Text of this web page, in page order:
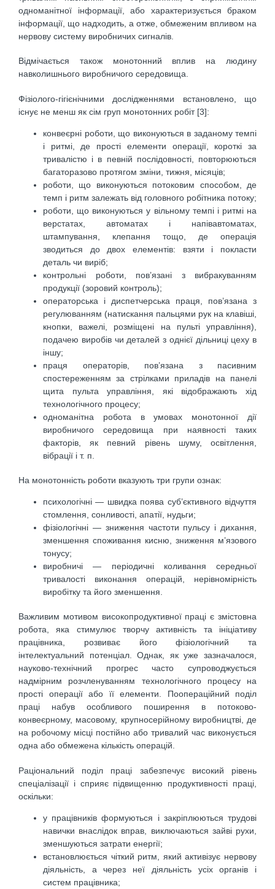
одноманітної інформації, або характеризується браком
інформації, що надходить, а отже, обмеженим впливом на
нервову систему виробничих сигналів.
Відмічається також монотонний вплив на людину
навколишнього виробничого середовища.
Фізіолого-гігієнічними дослідженнями встановлено, що
існує не менш як сім груп монотонних робіт [3]:
конвеєрні роботи, що виконуються в заданому темпі
і ритмі, де прості елементи операції, короткі за
тривалістю і в певній послідовності, повторюються
багаторазово протягом зміни, тижня, місяців;
роботи, що виконуються потоковим способом, де
темп і ритм залежать від головного робітника потоку;
роботи, що виконуються у вільному темпі і ритмі на
верстатах, автоматах і напівавтоматах,
штампування, клепання тощо, де операція
зводиться до двох елементів: взяти і покласти
деталь чи виріб;
контрольні роботи, пов’язані з вибракуванням
продукції (зоровий контроль);
операторська і диспетчерська праця, пов’язана з
регулюванням (натискання пальцями рук на клавіші,
кнопки, важелі, розміщені на пульті управління),
подачею виробів чи деталей з однієї дільниці цеху в
іншу;
праця операторів, пов’язана з пасивним
спостереженням за стрілками приладів на панелі
щита пульта управління, які відображають хід
технологічного процесу;
одноманітна робота в умовах монотонної дії
виробничого середовища при наявності таких
факторів, як певний рівень шуму, освітлення,
вібрації і т. п.
На монотонність роботи вказують три групи ознак:
психологічні — швидка поява суб’єктивного відчуття
стомлення, сонливості, апатії, нудьги;
фізіологічні — зниження частоти пульсу і дихання,
зменшення споживання кисню, зниження м’язового
тонусу;
виробничі — періодичні коливання середньої
тривалості виконання операцій, нерівномірність
виробітку та його зменшення.
Важливим мотивом високопродуктивної праці є змістовна
робота, яка стимулює творчу активність та ініціативу
працівника, розвиває його фізіологічний та
інтелектуальний потенціал. Однак, як уже зазначалося,
науково-технічний прогрес часто супроводжується
надмірним розчленуванням технологічного процесу на
прості операції або її елементи. Поопераційний поділ
праці набув особливого поширення в потоково-
конвеєрному, масовому, крупносерійному виробництві, де
на робочому місці постійно або тривалий час виконується
одна або обмежена кількість операцій.
Раціональний поділ праці забезпечує високий рівень
спеціалізації і сприяє підвищенню продуктивності праці,
оскільки:
у працівників формуються і закріплюються трудові
навички внаслідок вправ, виключаються зайві рухи,
зменшуються затрати енергії;
встановлюється чіткий ритм, який активізує нервову
діяльність, а через неї діяльність усіх органів і
систем працівника;